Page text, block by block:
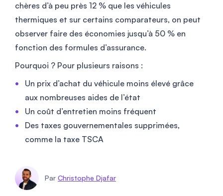
chères d’à peu près 12 % que les véhicules
thermiques et sur certains comparateurs, on peut
observer faire des économies jusqu’à 50 % en
fonction des formules d’assurance.
Pourquoi ? Pour plusieurs raisons :
Un prix d’achat du véhicule moins élevé grâce
aux nombreuses aides de l’état
Un coût d’entretien moins fréquent
Des taxes gouvernementales supprimées,
comme la taxe TSCA
Par Christophe Djafar